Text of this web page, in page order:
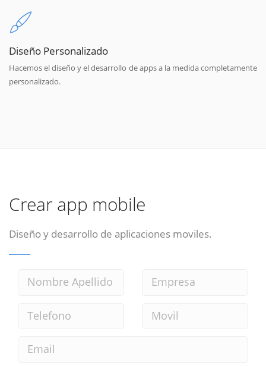
Diseño Personalizado
Hacemos el diseño y el desarrollo de apps a la medida completamente
personalizado.
Crear app mobile
Diseño y desarrollo de aplicaciones moviles.